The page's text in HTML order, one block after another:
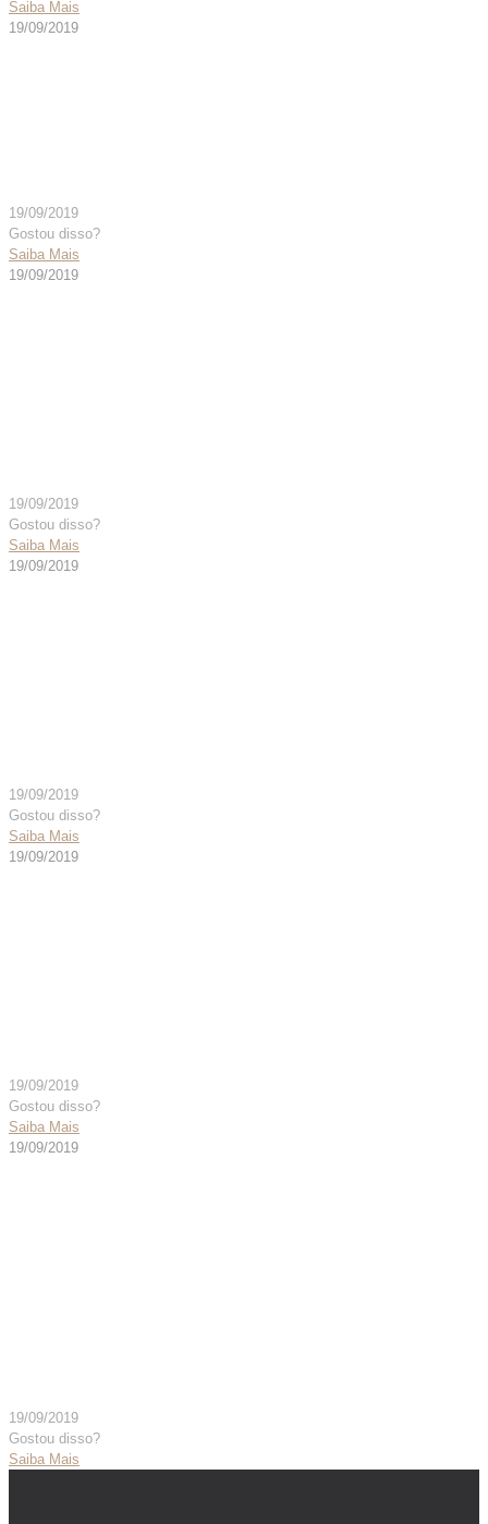
Saiba Mais
19/09/2019
19/09/2019
Gostou disso?
Saiba Mais
19/09/2019
19/09/2019
Gostou disso?
Saiba Mais
19/09/2019
19/09/2019
Gostou disso?
Saiba Mais
19/09/2019
19/09/2019
Gostou disso?
Saiba Mais
19/09/2019
19/09/2019
Gostou disso?
Saiba Mais